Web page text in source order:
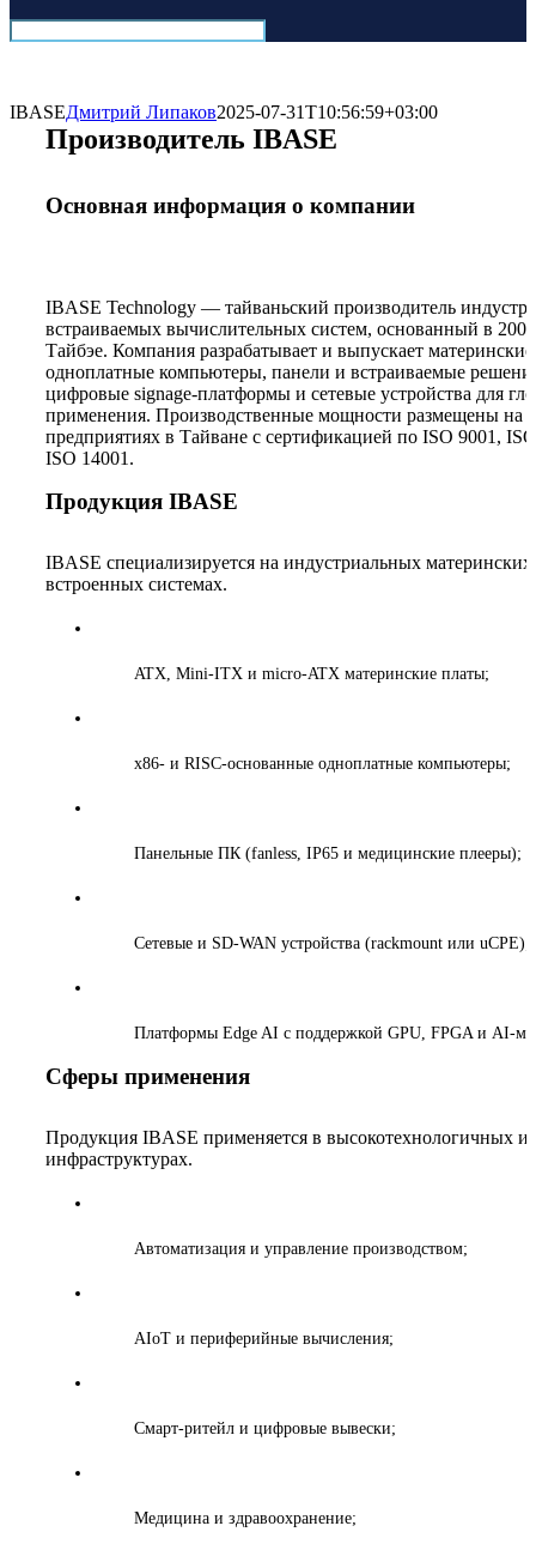
IBASEДмитрий Липаков2025-07-31T10:56:59+03:00
Производитель IBASE
Основная информация о компании
IBASE Technology — тайваньский производитель
встраиваемых вычислительных систем, основанный в
Тайбэе. Компания разрабатывает и выпускает
одноплатные компьютеры, панели и встраиваемые
цифровые signage-платформы и сетевые устройства для
применения. Производственные мощности размещены на
предприятиях в Тайване с сертификацией по ISO 9001,
ISO 14001.
Продукция IBASE
IBASE специализируется на индустриальных материнских
встроенных системах.
ATX, Mini‑ITX и micro‑ATX материнские платы;
x86- и RISC‑основанные одноплатные компьютеры;
Панельные ПК (fanless, IP65 и медицинские плееры);
Сетевые и SD-WAN устройства (rackmount или uCPE);
Платформы Edge AI с поддержкой GPU, FPGA и AI-
Сферы применения
Продукция IBASE применяется в высокотехнологичных
инфраструктурах.
Автоматизация и управление производством;
AIoT и периферийные вычисления;
Смарт-ритейл и цифровые вывески;
Медицина и здравоохранение;